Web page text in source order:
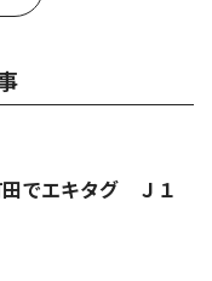
でエキタグ Ｊ１